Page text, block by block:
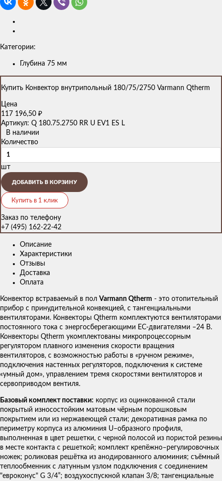
Категории:
Глубина 75 мм
Купить Конвектор внутрипольный 180/75/2750 Varmann Qtherm
Цена
117 196,50 ₽
Артикул: Q 180.75.2750 RR U EV1 ES L
В наличии
Количество
шт
ДОБАВИТЬ В КОРЗИНУ
Купить в 1 клик
Заказ по телефону
+7 (495) 162-22-42
Описание
Характеристики
Отзывы
Доставка
Оплата
Конвектор встраваемый в пол Varmann Qtherm - это отопительный
прибор с принудительной конвекцией, с тангенциальными
вентиляторами. Конвекторы Qtherm комплектуются вентиляторами
постоянного тока с энергосберегающими EC-двигателями –24 В.
Конвекторы Qtherm укомплектованы микропроцессорным
регулятором плавного изменения скорости вращения
вентиляторов, с возможностью работы в «ручном режиме»,
подключения настенных регуляторов, подключения к системе
«умный дом», управлением тремя скоростями вентиляторов и
сервоприводом вентиля.
Базовый комплект поставки: корпус из оцинкованной стали
покрытый износостойким матовым чёрным порошковым
покрытием или из нержавеющей стали; декоративная рамка по
периметру корпуса из алюминия U–образного профиля,
выполненная в цвет решетки, с черной полосой из пористой резины
в месте контакта с решеткой; комплект крепёжно–регулировочных
ножек; роликовая решётка из анодированного алюминия; съёмный
теплообменник с латунным узлом подключения с соединением
"евроконус" G 3/4”; воздухоспускной клапан 3/8; тангенциальные